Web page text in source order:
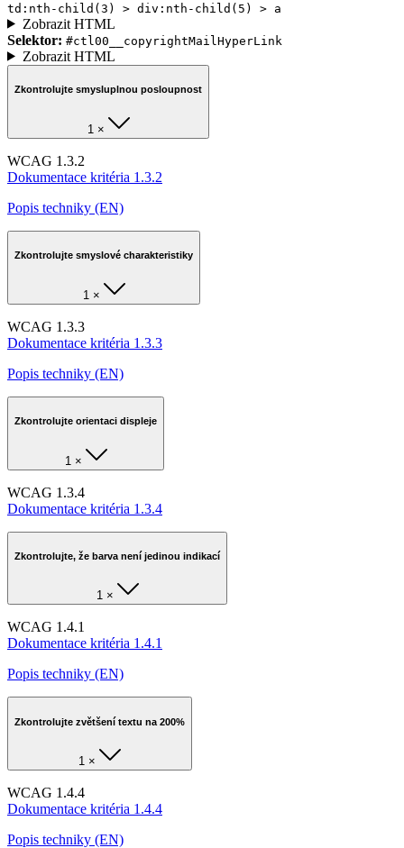
td:nth-child(3) > div:nth-child(5) > a
Zobrazit HTML
Selektor: #ctl00__copyrightMailHyperLink
Zobrazit HTML
Zkontrolujte smysluplnou posloupnost
1 ×
WCAG 1.3.2
Dokumentace kritéria 1.3.2
Popis techniky (EN)
Zkontrolujte smyslové charakteristiky
1 ×
WCAG 1.3.3
Dokumentace kritéria 1.3.3
Popis techniky (EN)
Zkontrolujte orientaci displeje
1 ×
WCAG 1.3.4
Dokumentace kritéria 1.3.4
Zkontrolujte, že barva není jedinou indikací
1 ×
WCAG 1.4.1
Dokumentace kritéria 1.4.1
Popis techniky (EN)
Zkontrolujte zvětšení textu na 200%
1 ×
WCAG 1.4.4
Dokumentace kritéria 1.4.4
Popis techniky (EN)